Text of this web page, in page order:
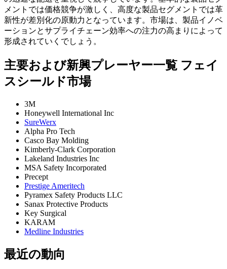
メントでは価格競争が激しく、高度な製品セグメントでは革
新性が差別化の原動力となっています。市場は、製品イノベ
ーションとサプライチェーン効率への注力の高まりによって
形成されていくでしょう。
主要および新興プレーヤー一覧 フェイ
スシールド市場
3M
Honeywell International Inc
SureWerx
Alpha Pro Tech
Casco Bay Molding
Kimberly-Clark Corporation
Lakeland Industries Inc
MSA Safety Incorporated
Precept
Prestige Ameritech
Pyramex Safety Products LLC
Sanax Protective Products
Key Surgical
KARAM
Medline Industries
最近の動向